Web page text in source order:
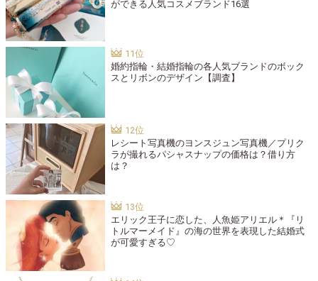
ができる人気コスメブランド16選
婚約指輪・結婚指輪の各人気ブランドのボック
スとリボンのデザイン【調査】
レシート写真機のヨンスジュン写真機／プリク
ラが撮れるパシャスナップの価格は？借り方
は？
エリック王子に恋した、人魚姫アリエル＊『リ
トルマーメイド』の海の世界を表現した結婚式
が可愛すぎる♡